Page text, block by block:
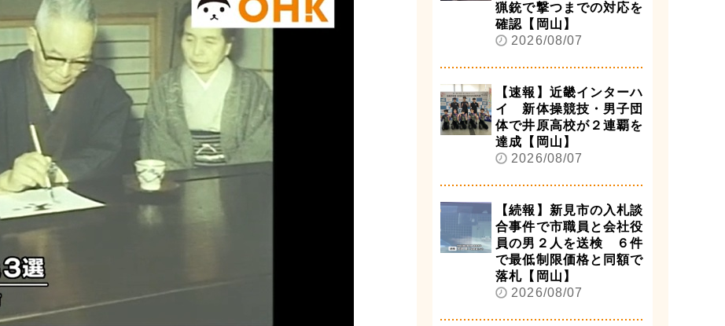
猟銃で撃つまでの対応を
確認【岡山】
2026/08/07
【速報】近畿インターハ
イ 新体操競技・男子団
体で井原高校が２連覇を
達成【岡山】
2026/08/07
【続報】新見市の入札談
合事件で市職員と会社役
員の男２人を送検 ６件
で最低制限価格と同額で
落札【岡山】
2026/08/07